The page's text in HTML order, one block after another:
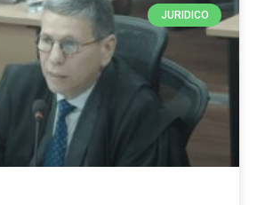
JURIDICO